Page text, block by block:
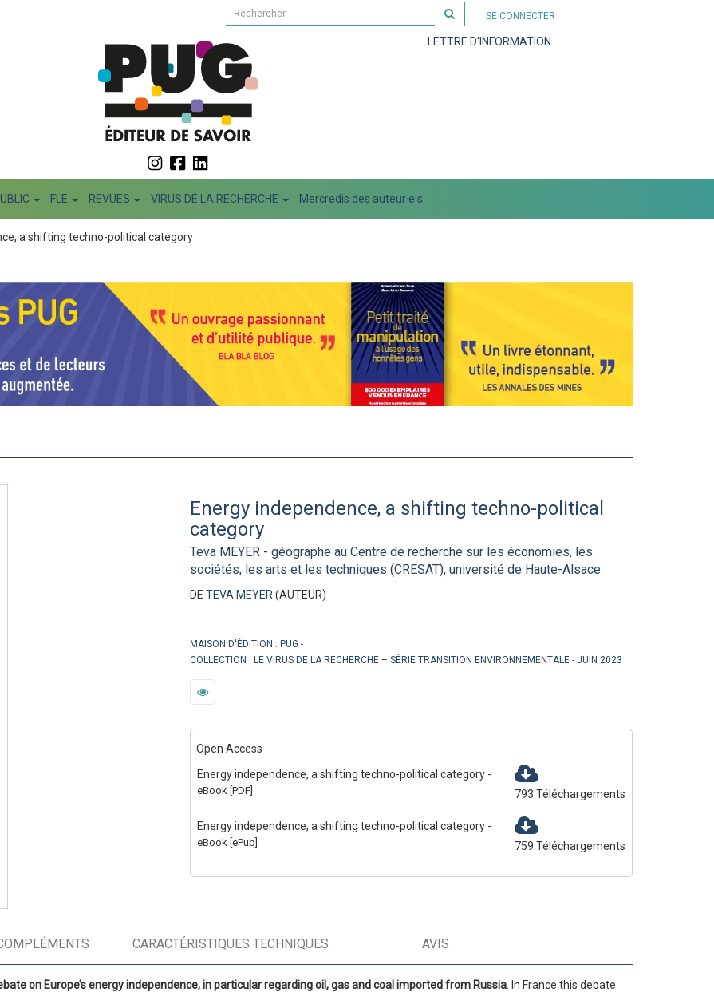
Rechercher
sur
le
SE CONNECTER
LETTRE D'INFORMATION
FLE REVUES VIRUS DE LA RECHERCHE Mercredis des auteur·e·s
a shifting techno-political category
Energy independence, a shifting techno-political
category
Teva MEYER - géographe au Centre de recherche sur les économies, les
sociétés, les arts et les techniques (CRESAT), université de Haute-Alsace
DE TEVA MEYER(AUTEUR)
MAISON D'ÉDITION : PUG
COLLECTION : LE VIRUS DE LA RECHERCHE – SÉRIE TRANSITION ENVIRONNEMENTALE JUIN 2023
Open Access
Energy independence, a shifting techno-political category -
eBook [PDF] 793 Téléchargements
Energy independence, a shifting techno-political category -
eBook [ePub] 759 Téléchargements
CARACTÉRISTIQUES TECHNIQUES AVIS
on Europe’s energy independence, in particular regarding oil, gas and coal imported from Russia . In France this debate